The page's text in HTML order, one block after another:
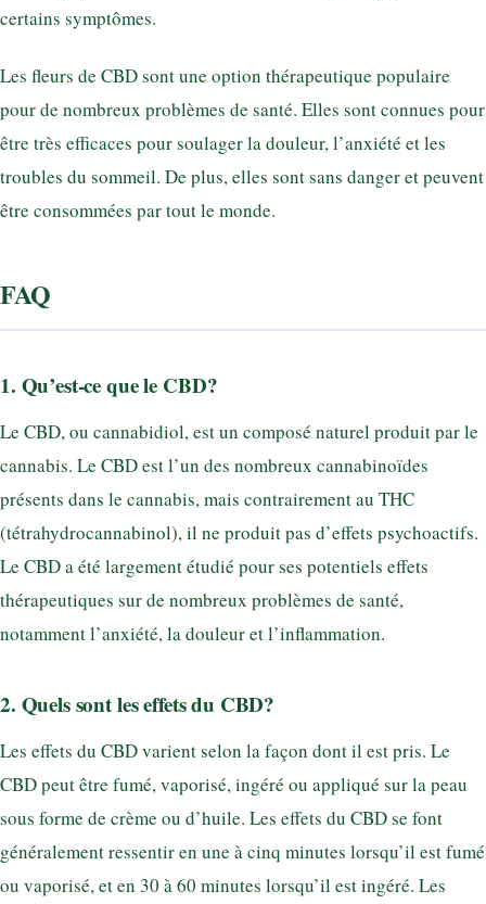
certains symptômes.
Les fleurs de CBD sont une option thérapeutique populaire
pour de nombreux problèmes de santé. Elles sont connues pour
être très efficaces pour soulager la douleur, l’anxiété et les
troubles du sommeil. De plus, elles sont sans danger et peuvent
être consommées par tout le monde.
FAQ
1. Qu’est-ce que le CBD?
Le CBD, ou cannabidiol, est un composé naturel produit par le
cannabis. Le CBD est l’un des nombreux cannabinoïdes
présents dans le cannabis, mais contrairement au THC
(tétrahydrocannabinol), il ne produit pas d’effets psychoactifs.
Le CBD a été largement étudié pour ses potentiels effets
thérapeutiques sur de nombreux problèmes de santé,
notamment l’anxiété, la douleur et l’inflammation.
2. Quels sont les effets du CBD?
Les effets du CBD varient selon la façon dont il est pris. Le
CBD peut être fumé, vaporisé, ingéré ou appliqué sur la peau
sous forme de crème ou d’huile. Les effets du CBD se font
généralement ressentir en une à cinq minutes lorsqu’il est fumé
ou vaporisé, et en 30 à 60 minutes lorsqu’il est ingéré. Les